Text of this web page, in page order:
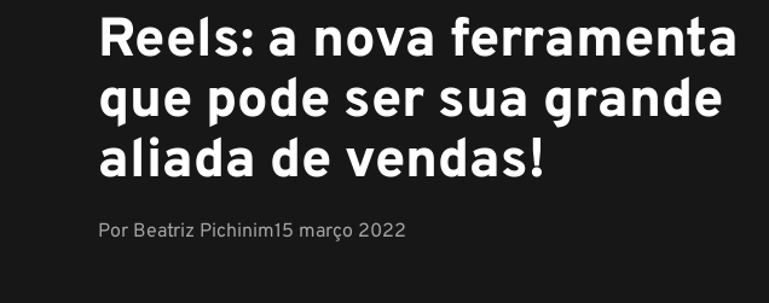
Reels: a nova ferramenta
que pode ser sua grande
aliada de vendas!
Por Beatriz Pichinim15 março 2022